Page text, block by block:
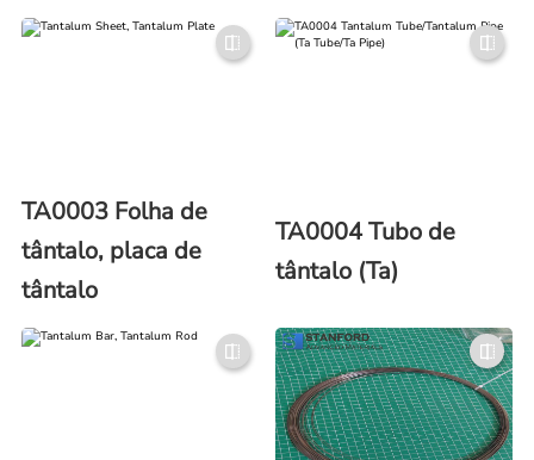
TA0003 Folha de
tântalo, placa de
tântalo
TA0004 Tubo de
tântalo (Ta)